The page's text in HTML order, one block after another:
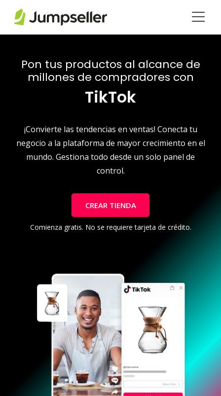
Pon tus productos al alcance de
millones de compradores con
TikTok
¡Convierte las tendencias en ventas! Conecta tu
negocio a la plataforma de mayor crecimiento en el
mundo. Gestiona todo desde un solo panel de
control.
CREAR TIENDA
Comienza gratis. No se requiere tarjeta de crédito.